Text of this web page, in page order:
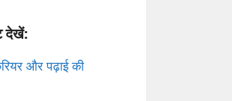
देखें:
और पढ़ाई की